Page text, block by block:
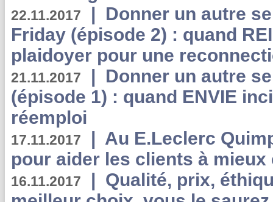
22.11.2017 | Donner un autre
Friday (épisode 2) : quand
plaidoyer pour une
21.11.2017 | Donner un autre
(épisode 1) : quand ENVIE
réemploi
17.11.2017 | Au E.Leclerc
pour aider les clients à
16.11.2017 | Qualité, prix,